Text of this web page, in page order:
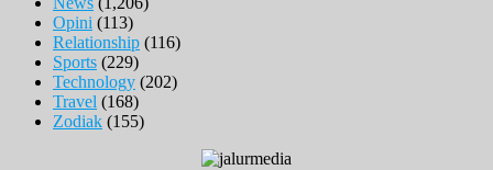
Opini (113)
Relationship (116)
Sports (229)
Technology (202)
Travel (168)
Zodiak (155)